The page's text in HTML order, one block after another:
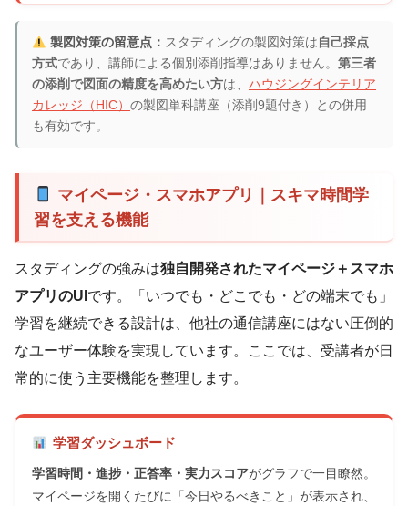
製図対策の留意点： スタディングの製図対策は自己採点
方式であり、講師による個別添削指導はありません。 第三者
の添削で図面の精度を高めたい方は、 ハウジングインテリア
カレッジ（HIC） の製図単科講座（添削9題付き）との併用
も有効です。
マイページ・スマホアプリ｜スキマ時間学
習を支える機能
スタディングの強みは独自開発されたマイページ＋スマホ
アプリのUI です。「いつでも・どこでも・どの端末でも」
学習を継続できる設計は、他社の通信講座にはない圧倒的
なユーザー体験を実現しています。ここでは、受講者が日
常的に使う主要機能を整理します。
学習ダッシュボード
学習時間・進捗・正答率・実力スコアがグラフで一目瞭然。
マイページを開くたびに「今日やるべきこと」が表示され、